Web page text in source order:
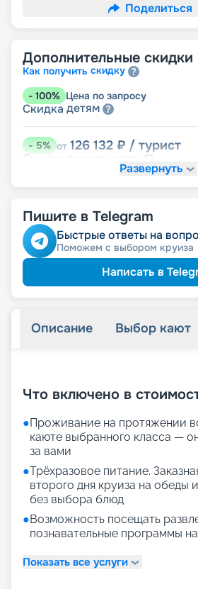
Поделиться
Дополнительные скидки
Как получить скидку
- 100% Цена по запросу
Скидка детям
-5% от 126 132 ₽ / турист
Скидка
Развернуть
Пишите в Telegram
Быстрые ответы на
Поможем с выбором круиза
Написать в
Описание Выбор кают
Что включено в
●Проживание на протяжении
каюте выбранного класса —
за вами
●Трёхразовое питание.
второго дня круиза на обеды
без выбора блюд
●Возможность посещать
познавательные программы
Показать все услуги